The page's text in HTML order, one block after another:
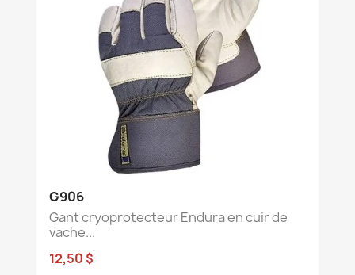
G906
Gant cryoprotecteur Endura en cuir de
vache...
12,50 $